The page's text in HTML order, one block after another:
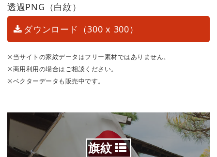
透過PNG（白紋）
ダウンロード（300 x 300）
※当サイトの家紋データはフリー素材ではありません。
※商用利用の場合はご相談ください。
※ベクターデータも販売中です。
旗紋